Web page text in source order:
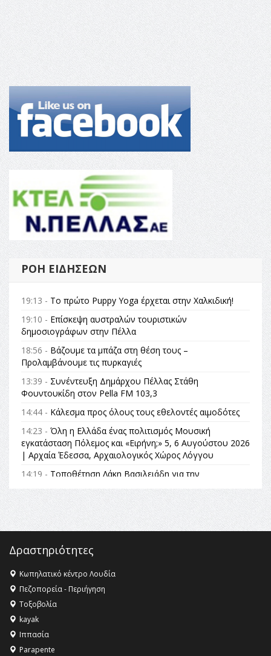
ΡΟΉ ΕΙΔΉΣΕΩΝ
19:13 - Το πρώτο Puppy Yoga έρχεται στην Χαλκιδική!
19:10 - Επίσκεψη αυστραλών τουριστικών
δημοσιογράφων στην Πέλλα
18:56 - Βάζουμε τα μπάζα στη θέση τους –
Προλαμβάνουμε τις πυρκαγιές
13:39 - Συνέντευξη Δημάρχου Πέλλας Στάθη
Φουντουκίδη στον Pella FM 103,3
14:44 - Κάλεσμα προς όλους τους εθελοντές αιμοδότες
14:23 - Όλη η Ελλάδα ένας πολιτισμός Μουσική
εγκατάσταση Πόλεμος και «Ειρήνη;» 5, 6 Αυγούστου 2026
| Αρχαία Έδεσσα, Αρχαιολογικός Χώρος Λόγγου
14:19 - Τοποθέτηση Λάκη Βασιλειάδη για την
Αναθεώρηση του Συντάγματος: «Σε τέτοιες κορυφαίες
θεσμικές διαδικασίες υπάρχει μόνο η ευθύνη απέναντι
στις επόμενες γενιές»
16:35 -Το πρόγραμμα του ΠΑΟΚ στον δεύτερο γύρο του
16:27 - Όλυμπος: Εντάχθηκε στον Κατάλογο Παγκόσμιας
Κληρονομιάς της UNESCO – Ομόφωνη η απόφαση Ο
Όλυμπος αναγνωρίστηκε ως φυσικό και πολιτιστικό
αγαθό εξέχουσας οικουμενικής αξίας για την
ανθρωπότητα
16:18 -
ΣΤΗΝ ΕΔΕΣΣΑ
Δραστηριότητες
Κωπηλατικό κέντρο Λουδία
Πεζοπορεία - Περιήγηση
Τοξοβολία
kayak
Ιππασία
Parapente